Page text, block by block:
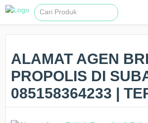
ALAMAT AGEN
PROPOLIS DI
085158364233 |